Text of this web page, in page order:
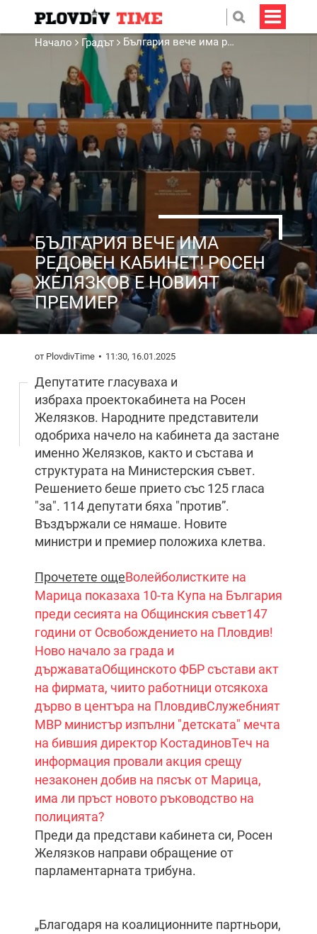
Начало Градът България вече има редовен кабинет! Росен Желязков е новият премиер
БЪЛГАРИЯ ВЕЧЕ ИМА
РЕДОВЕН КАБИНЕТ! РОСЕН
ЖЕЛЯЗКОВ Е НОВИЯТ
ПРЕМИЕР
от PlovdivTime 11:30, 16.01.2025
Депутатите гласуваха и
избраха проектокабинета на Росен
Желязков. Народните представители
одобриха начело на кабинета да застане
именно Желязков, както и състава и
структурата на Министерския съвет.
Решението беше прието със 125 гласа
"за". 114 депутати бяха "против”.
Въздържали се нямаше. Новите
министри и премиер положиха клетва.
Прочетете ощеВолейболистките на
Марица показаха 10-та Купа на България
преди сесията на Общинския съвет147
години от Освобождението на Пловдив!
Ново начало за града и
държаватаОбщинското ФБР състави акт
на фирмата, чиито работници отсякоха
дърво в центъра на ПловдивСлужебният
МВР министър изпълни "детската" мечта
на бившия директор КостадиновТеч на
информация провали акция срещу
незаконен добив на пясък от Марица,
има ли пръст новото ръководство на
полицията?
Преди да представи кабинета си, Росен
Желязков направи обращение от
парламентарната трибуна.
„Благодаря на коалиционните партньори,